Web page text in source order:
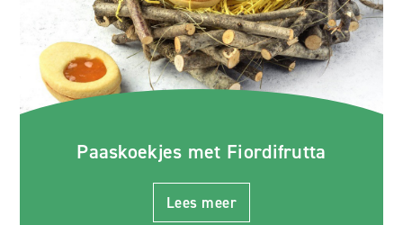
Paaskoekjes met Fiordifrutta
Lees meer